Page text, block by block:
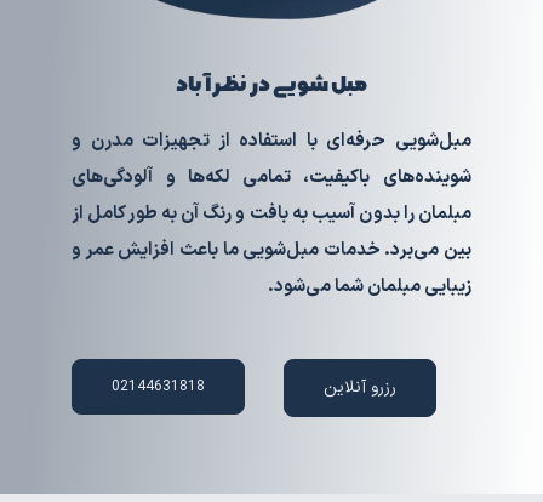
مبل شویی در نظرآباد
مبل‌شویی حرفه‌ای با استفاده از تجهیزات مدرن و
شوینده‌های باکیفیت، تمامی لکه‌ها و آلودگی‌های
مبلمان را بدون آسیب به بافت و رنگ آن به طور کامل از
بین می‌برد. خدمات مبل‌شویی ما باعث افزایش عمر و
زیبایی مبلمان شما می‌شود.
رزرو آنلاین 02144631818